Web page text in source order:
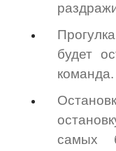
будет
самых